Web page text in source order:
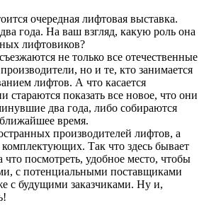
очередная лифтовая выставка.
года. На ваш взгляд, какую роль она
лифтовиков?
не только все отечественные
но и те, кто занимается
лифтов. А что касается
стараются показать все новое, что они
два года, либо собираются
время.
производителей лифтов, а
Так что здесь бывает
что посмотреть, удобное место, чтобы
с потенциальными поставщиками
с будущими заказчиками. Ну и,